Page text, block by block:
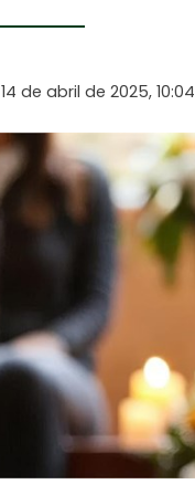
14 de abril de 2025, 10:04